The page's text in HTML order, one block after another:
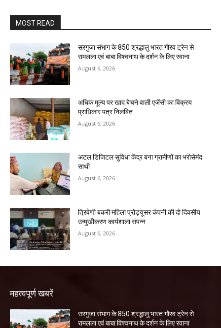
MOST READ
सरगुजा संभाग के 850 श्रद्धालु भारत गौरव ट्रेन से
रामलला एवं बाबा विश्वनाथ के दर्शन के लिए रवाना
August 6, 2026
अधिक मूल्य पर खाद बेचने वाली एजेंसी का विक्रय
प्राधिकार पत्र निलंबित
August 6, 2026
अटल डिजिटल सुविधा केंद्र बना ग्रामीणों का भरोसेमंद
साथी
August 6, 2026
त्रिवेणी बकरी महिला प्रोड्यूसर कंपनी की दो दिवसीय
उन्मुखीकरण कार्यशाला संपन्न
August 6, 2026
महत्वपूर्ण खबरें
सरगुजा संभाग के 850 श्रद्धालु भारत गौरव ट्रेन से
रामलला एवं बाबा विश्वनाथ के दर्शन के लिए रवाना